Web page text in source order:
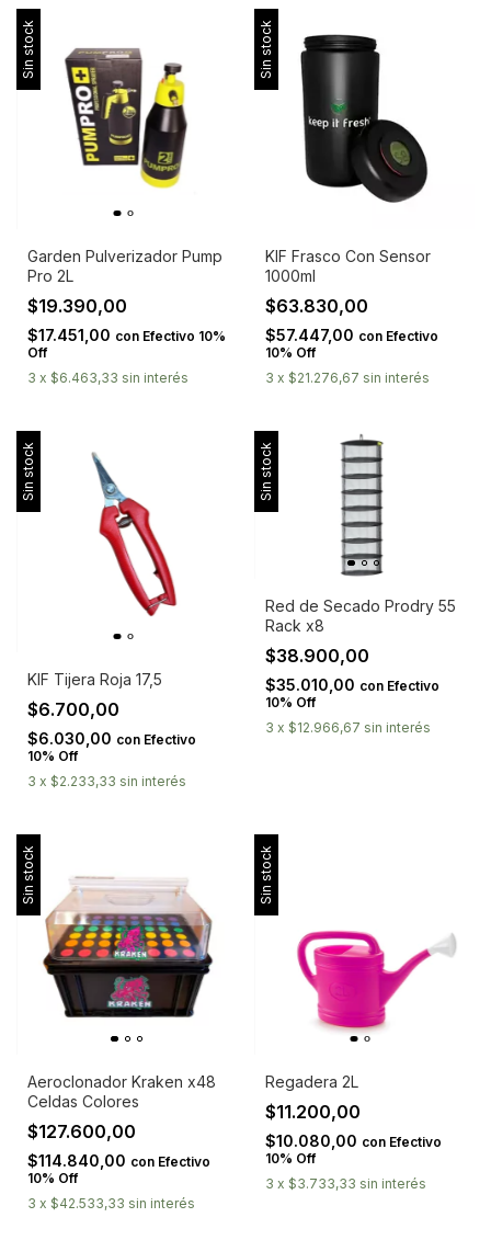
Sin stock
Garden Pulverizador Pump
Pro 2L
$19.390,00
$17.451,00 con Efectivo 10%
Off
3 x $6.463,33 sin interés
Sin stock
KIF Frasco Con Sensor
1000ml
$63.830,00
$57.447,00 con Efectivo
10% Off
3 x $21.276,67 sin interés
Sin stock
KIF Tijera Roja 17,5
$6.700,00
$6.030,00 con Efectivo
10% Off
3 x $2.233,33 sin interés
Sin stock
Red de Secado Prodry 55
Rack x8
$38.900,00
$35.010,00 con Efectivo
10% Off
3 x $12.966,67 sin interés
Sin stock
Aeroclonador Kraken x48
Celdas Colores
$127.600,00
$114.840,00 con Efectivo
10% Off
3 x $42.533,33 sin interés
Sin stock
Regadera 2L
$11.200,00
$10.080,00 con Efectivo
10% Off
3 x $3.733,33 sin interés